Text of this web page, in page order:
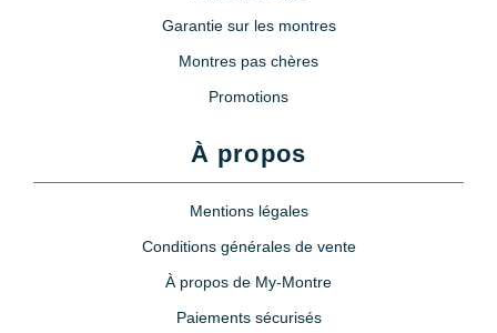
Garantie sur les montres
Montres pas chères
Promotions
À propos
Mentions légales
Conditions générales de vente
À propos de My-Montre
Paiements sécurisés